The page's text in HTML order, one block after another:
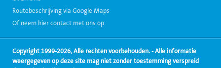
Routebeschrijving via Google Maps
Of neem hier contact met ons op
Copyright 1999-2026, Alle rechten voorbehouden. - Alle informatie
weergegeven op deze site mag niet zonder toestemming verspreid